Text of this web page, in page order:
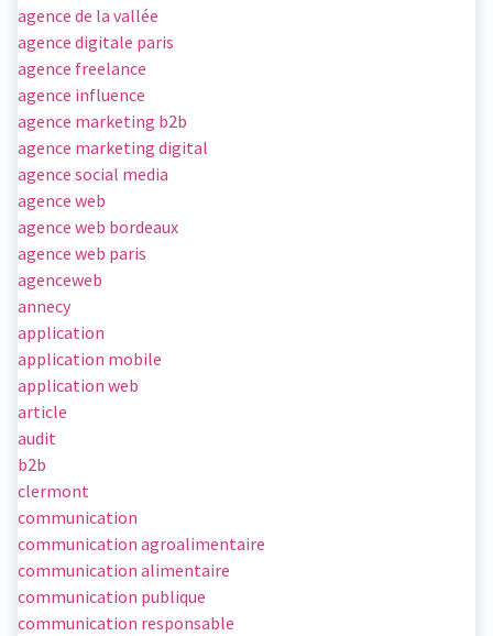
agence de la vallée
agence digitale paris
agence freelance
agence influence
agence marketing b2b
agence marketing digital
agence social media
agence web
agence web bordeaux
agence web paris
agenceweb
annecy
application
application mobile
application web
article
audit
b2b
clermont
communication
communication agroalimentaire
communication alimentaire
communication publique
communication responsable